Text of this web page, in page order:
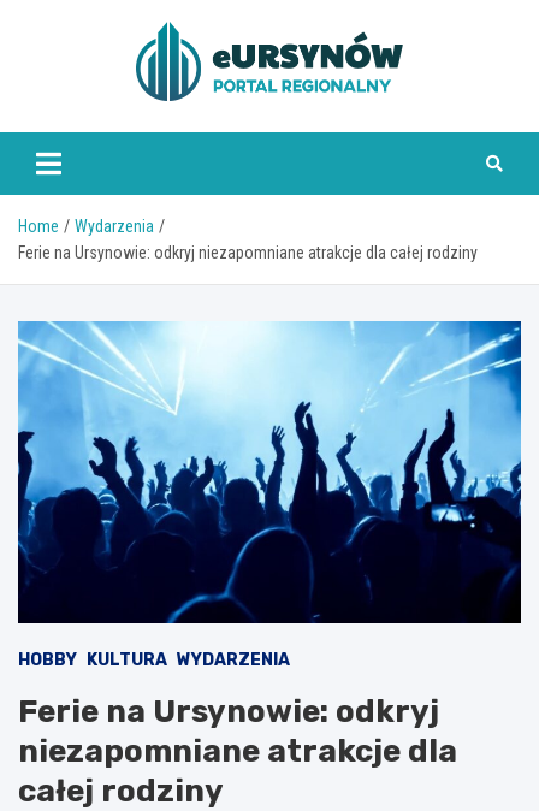
Home
Wydarzenia
Ferie na Ursynowie: odkryj niezapomniane atrakcje dla całej rodziny
HOBBY KULTURA WYDARZENIA
Ferie na Ursynowie: odkryj
niezapomniane atrakcje dla
całej rodziny